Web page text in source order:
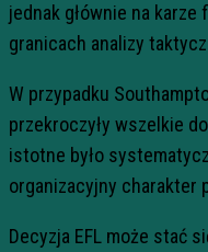
jednak głównie na
granicach analizy
W przypadku
przekroczyły wszelkie
istotne było
organizacyjny charakter
Decyzja EFL może stać